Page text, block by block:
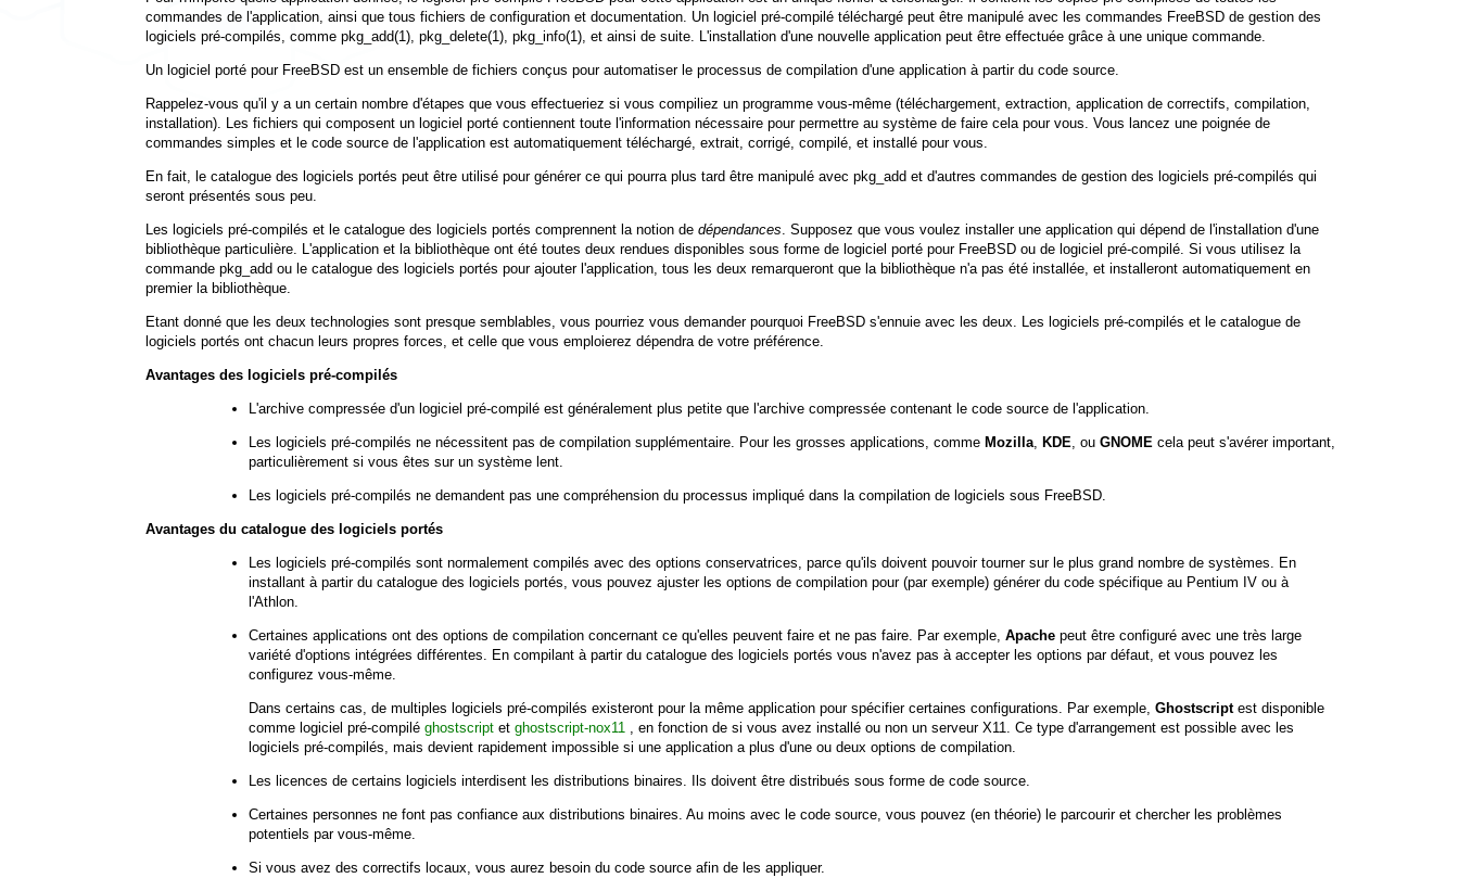
commandes de l'application, ainsi que tous fichiers de configuration et documentation. Un logiciel pré-compilé téléchargé peut être manipulé avec les commandes FreeBSD de gestion des
logiciels pré-compilés, commepkg_add(1),pkg_delete(1),pkg_info(1), et ainsi de suite. L'installation d'une nouvelle application peut être effectuée grâce à une unique commande.
Un logiciel porté pour FreeBSD est un ensemble de fichiers conçus pour automatiser le processus de compilation d'une application à partir du code source.
Rappelez-vous qu'il y a un certain nombre d'étapes que vous effectueriez si vous compiliez un programme vous-même (téléchargement, extraction, application de correctifs, compilation,
installation). Les fichiers qui composent un logiciel porté contiennent toute l'information nécessaire pour permettre au système de faire cela pour vous. Vous lancez une poignée de
commandes simples et le code source de l'application est automatiquement téléchargé, extrait, corrigé, compilé, et installé pour vous.
En fait, le catalogue des logiciels portés peut être utilisé pour générer ce qui pourra plus tard être manipulé avecpkg_add et d'autres commandes de gestion des logiciels pré-compilés qui
seront présentés sous peu.
Les logiciels pré-compilés et le catalogue des logiciels portés comprennent la notion dedépendances. Supposez que vous voulez installer une application qui dépend de l'installation d'une
bibliothèque particulière. L'application et la bibliothèque ont été toutes deux rendues disponibles sous forme de logiciel porté pour FreeBSD ou de logiciel pré-compilé. Si vous utilisez la
commandepkg_add ou le catalogue des logiciels portés pour ajouter l'application, tous les deux remarqueront que la bibliothèque n'a pas été installée, et installeront automatiquement en
premier la bibliothèque.
Etant donné que les deux technologies sont presque semblables, vous pourriez vous demander pourquoi FreeBSD s'ennuie avec les deux. Les logiciels pré-compilés et le catalogue de
logiciels portés ont chacun leurs propres forces, et celle que vous emploierez dépendra de votre préférence.
Avantages des logiciels pré-compilés
L'archive compressée d'un logiciel pré-compilé est généralement plus petite que l'archive compressée contenant le code source de l'application.
Les logiciels pré-compilés ne nécessitent pas de compilation supplémentaire. Pour les grosses applications, comme Mozilla, KDE, ouGNOME cela peut s'avérer important,
particulièrement si vous êtes sur un système lent.
Les logiciels pré-compilés ne demandent pas une compréhension du processus impliqué dans la compilation de logiciels sous FreeBSD.
Avantages du catalogue des logiciels portés
Les logiciels pré-compilés sont normalement compilés avec des options conservatrices, parce qu'ils doivent pouvoir tourner sur le plus grand nombre de systèmes. En
installant à partir du catalogue des logiciels portés, vous pouvez ajuster les options de compilation pour (par exemple) générer du code spécifique au Pentium IV ou à
l'Athlon.
Certaines applications ont des options de compilation concernant ce qu'elles peuvent faire et ne pas faire. Par exemple,Apache peut être configuré avec une très large
variété d'options intégrées différentes. En compilant à partir du catalogue des logiciels portés vous n'avez pas à accepter les options par défaut, et vous pouvez les
configurez vous-même.
Dans certains cas, de multiples logiciels pré-compilés existeront pour la même application pour spécifier certaines configurations. Par exemple,Ghostscriptest disponible
comme logiciel pré-compiléghostscript etghostscript-nox11 , en fonction de si vous avez installé ou non un serveur X11. Ce type d'arrangement est possible avec les
logiciels pré-compilés, mais devient rapidement impossible si une application a plus d'une ou deux options de compilation.
Les licences de certains logiciels interdisent les distributions binaires. Ils doivent être distribués sous forme de code source.
Certaines personnes ne font pas confiance aux distributions binaires. Au moins avec le code source, vous pouvez (en théorie) le parcourir et chercher les problèmes
potentiels par vous-même.
Si vous avez des correctifs locaux, vous aurez besoin du code source afin de les appliquer.